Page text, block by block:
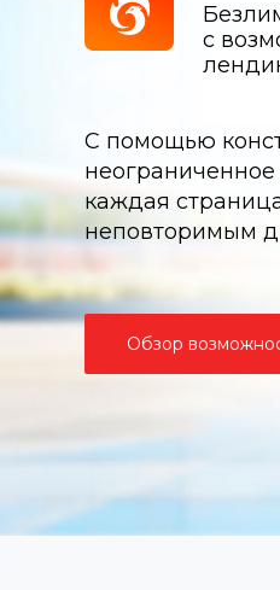
с
С помощью
неограниченное
каждая
неповторимым
Обзор